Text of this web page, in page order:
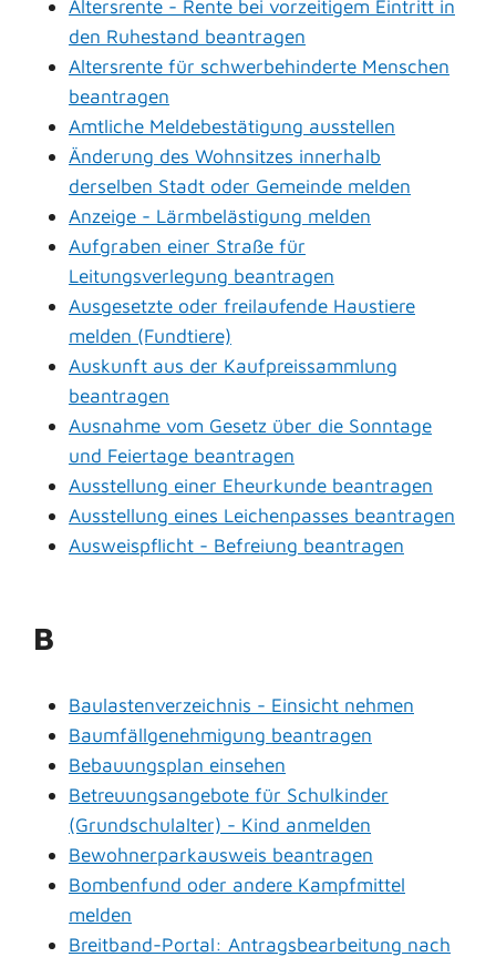
Altersrente - Rente bei vorzeitigem Eintritt in
den Ruhestand beantragen
Altersrente für schwerbehinderte Menschen
beantragen
Amtliche Meldebestätigung ausstellen
Änderung des Wohnsitzes innerhalb
derselben Stadt oder Gemeinde melden
Anzeige - Lärmbelästigung melden
Aufgraben einer Straße für
Leitungsverlegung beantragen
Ausgesetzte oder freilaufende Haustiere
melden (Fundtiere)
Auskunft aus der Kaufpreissammlung
beantragen
Ausnahme vom Gesetz über die Sonntage
und Feiertage beantragen
Ausstellung einer Eheurkunde beantragen
Ausstellung eines Leichenpasses beantragen
Ausweispflicht - Befreiung beantragen
B
Baulastenverzeichnis - Einsicht nehmen
Baumfällgenehmigung beantragen
Bebauungsplan einsehen
Betreuungsangebote für Schulkinder
(Grundschulalter) - Kind anmelden
Bewohnerparkausweis beantragen
Bombenfund oder andere Kampfmittel
melden
Breitband-Portal: Antragsbearbeitung nach